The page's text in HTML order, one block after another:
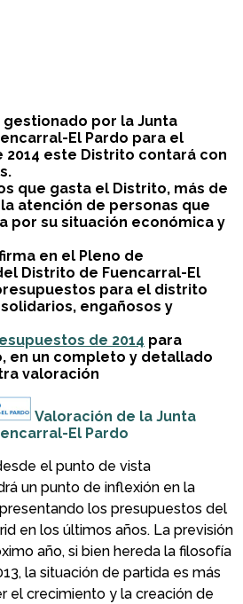
por la Junta
El Pardo para el
2014 este Distrito contará con
que gasta el Distrito, más de
atención de personas que
por su situación económica y
en el Pleno de
Distrito de Fuencarral-El
para el distrito
engañosos y
de 2014 para
en un completo y detallado
valoración
Valoración de la Junta
El Pardo
el punto de vista
un punto de inflexión en la
los presupuestos del
en los últimos años. La previsión
año, si bien hereda la filosofía
la situación de partida es más
el crecimiento y la creación de